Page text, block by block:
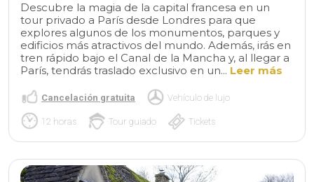
Descubre la magia de la capital francesa en un
tour privado a París desde Londres para que
explores algunos de los monumentos, parques y
edificios más atractivos del mundo. Además, irás en
tren rápido bajo el Canal de la Mancha y, al llegar a
París, tendrás traslado exclusivo en un... Leer más
Cancelación gratuita Vehículo de lujo
12 horas Tour guiado Tickets